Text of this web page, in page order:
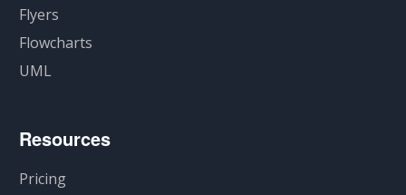
Flyers
Flowcharts
UML
Resources
Pricing